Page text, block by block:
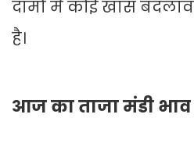
दामों में कोई खास
है।
आज का ताजा मंडी